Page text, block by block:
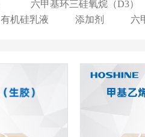
六甲基环三硅氧烷（D3）
有机硅乳液 添加剂 六